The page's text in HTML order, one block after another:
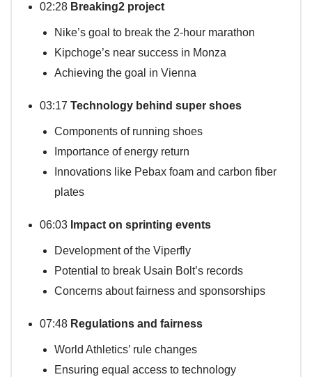
02:28 Breaking2 project
Nike’s goal to break the 2-hour marathon
Kipchoge’s near success in Monza
Achieving the goal in Vienna
03:17 Technology behind super shoes
Components of running shoes
Importance of energy return
Innovations like Pebax foam and carbon fiber
plates
06:03 Impact on sprinting events
Development of the Viperfly
Potential to break Usain Bolt’s records
Concerns about fairness and sponsorships
07:48 Regulations and fairness
World Athletics’ rule changes
Ensuring equal access to technology